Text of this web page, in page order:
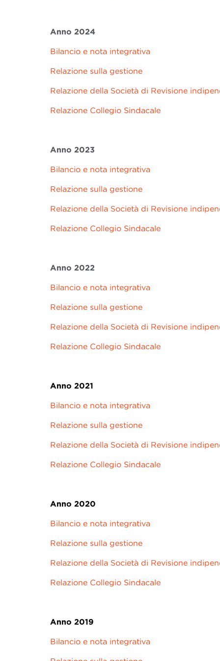
Anno 2024
Bilancio e nota integrativa
Relazione sulla gestione
Relazione della Società di Revisione
Relazione Collegio Sindacale
Anno 2023
Bilancio e nota integrativa
Relazione sulla gestione
Relazione della Società di Revisione
Relazione Collegio Sindacale
Anno 2022
Bilancio e nota integrativa
Relazione sulla gestione
Relazione della Società di Revisione
Relazione Collegio Sindacale
Anno 2021
Bilancio e nota integrativa
Relazione sulla gestione
Relazione della Società di Revisione
Relazione Collegio Sindacale
Anno 2020
Bilancio e nota integrativa
Relazione sulla gestione
Relazione della Società di Revisione
Relazione Collegio Sindacale
Anno 2019
Bilancio e nota integrativa